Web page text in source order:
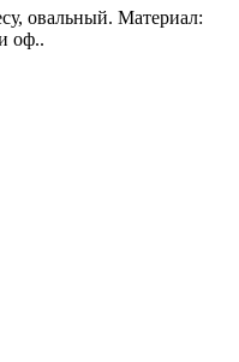
овальный. Материал:
оф..